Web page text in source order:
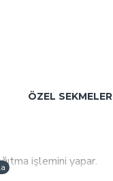
ÖZEL SEKMELER
işlemini yapar.